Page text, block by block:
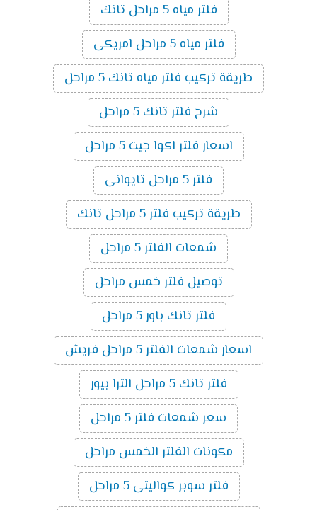
فلتر مياه 5 مراحل تانك
فلتر مياه 5 مراحل امريكى
طريقة تركيب فلتر مياه تانك 5 مراحل
شرح فلتر تانك 5 مراحل
اسعار فلتر اكوا جيت 5 مراحل
فلتر 5 مراحل تايوانى
طريقة تركيب فلتر 5 مراحل تانك
شمعات الفلتر 5 مراحل
توصيل فلتر خمس مراحل
فلتر تانك باور 5 مراحل
اسعار شمعات الفلتر 5 مراحل فريش
فلتر تانك 5 مراحل الترا بيور
سعر شمعات فلتر 5 مراحل
مكونات الفلتر الخمس مراحل
فلتر سوبر كواليتى 5 مراحل